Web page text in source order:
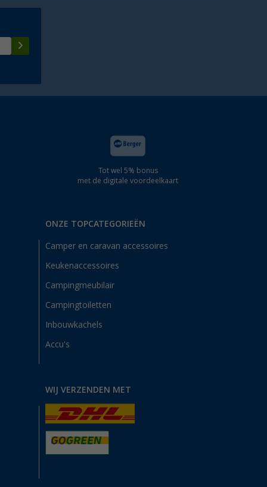
Tot wel 5% bonus
met de digitale voordeelkaart
ONZE TOPCATEGORIEËN
Camper en caravan accessoires
Keukenaccessoires
Campingmeubilair
Campingtoiletten
Inbouwkachels
Accu's
WIJ VERZENDEN MET